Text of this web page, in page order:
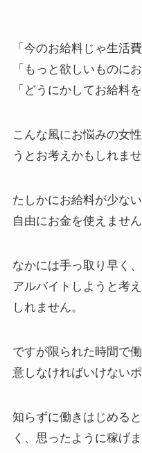
「今のお給料じゃ生活
「もっと欲しいものに
「どうにかしてお給料
こんな風にお悩みの女性
うとお考えかもしれませ
たしかにお給料が少な
自由にお金を使えません
なかには手っ取り早く
アルバイトしようと考
しれません。
ですが限られた時間で
意しなければいけない
知らずに働きはじめる
く、思ったように稼げま